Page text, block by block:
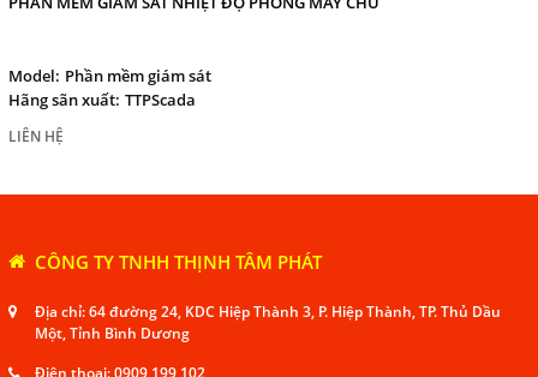
Model: Phần mềm giám sát
Hãng sãn xuất: TTPScada
LIÊN HỆ
CÔNG TY TNHH THỊNH TÂM PHÁT
Địa chỉ: 64 đường 24, KDC Hiệp Thành 3, P. Hiệp Thành, TP. Thủ Dầu
Một, Tỉnh Bình Dương
Điện thoại:0909 199 102